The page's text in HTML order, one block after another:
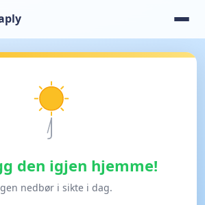
den igjen hjemme!
nedbør i sikte i dag.